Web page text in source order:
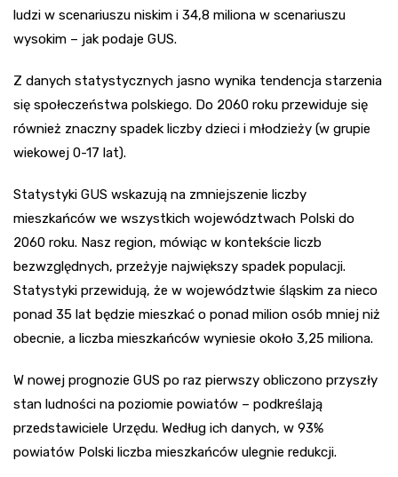
ludzi w scenariuszu niskim i 34,8 miliona w scenariuszu
wysokim – jak podaje GUS.
Z danych statystycznych jasno wynika tendencja starzenia
się społeczeństwa polskiego. Do 2060 roku przewiduje się
również znaczny spadek liczby dzieci i młodzieży (w grupie
wiekowej 0-17 lat).
Statystyki GUS wskazują na zmniejszenie liczby
mieszkańców we wszystkich województwach Polski do
2060 roku. Nasz region, mówiąc w kontekście liczb
bezwzględnych, przeżyje największy spadek populacji.
Statystyki przewidują, że w województwie śląskim za nieco
ponad 35 lat będzie mieszkać o ponad milion osób mniej niż
obecnie, a liczba mieszkańców wyniesie około 3,25 miliona.
W nowej prognozie GUS po raz pierwszy obliczono przyszły
stan ludności na poziomie powiatów – podkreślają
przedstawiciele Urzędu. Według ich danych, w 93%
powiatów Polski liczba mieszkańców ulegnie redukcji.